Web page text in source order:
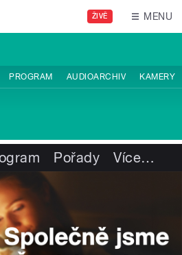
ŽIVĚ MENU
PROGRAM AUDIOARCHIV KAMERY
Pořady Více…